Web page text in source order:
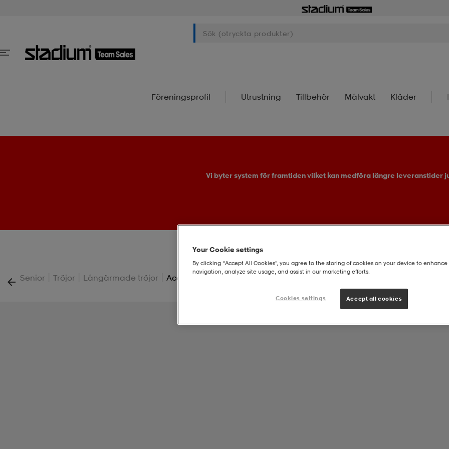
Föreningsprofil Utrustning Tillbehör Målvakt Kläder
Vi byter system för framtiden vilket kan medföra längre leveranstider
Senior | Tröjor | Långärmade tröjor | Acd25 Trk Jkt
Your Cookie settings
By clicking “Accept All Cookies”, you agree to the storing of cookies on your device to enhance
navigation, analyze site usage, and assist in our marketing efforts.
Cookies settings Accept all cookies